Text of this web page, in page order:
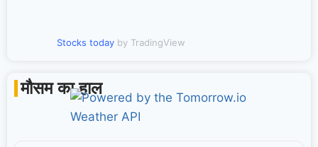
Stocks todayby TradingView
मौसम का हाल